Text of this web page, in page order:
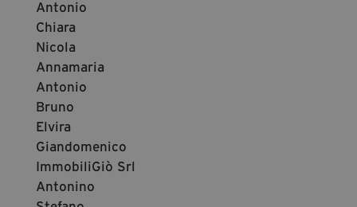
Antonio
Chiara
Nicola
Annamaria
Antonio
Bruno
Elvira
Giandomenico
ImmobiliGiò Srl
Antonino